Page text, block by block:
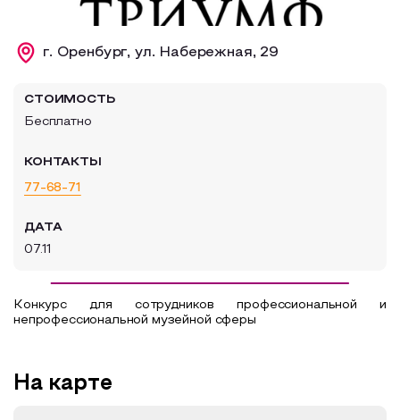
Образовательный туризм
Аттестованные экскурсоводы
Все маршруты
г. Оренбург, ул. Набережная, 29
СТОИМОСТЬ
Бесплатно
КОНТАКТЫ
77-68-71
ДАТА
07.11
Конкурс для сотрудников профессиональной и
непрофессиональной музейной сферы
На карте